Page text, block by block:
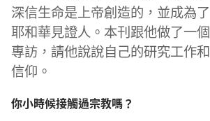
深信生命是上帝創造的，並成為了
耶和華見證人。本刊跟他做了一個
專訪，請他說說自己的研究工作和
信仰。
你小時候接觸過宗教嗎？